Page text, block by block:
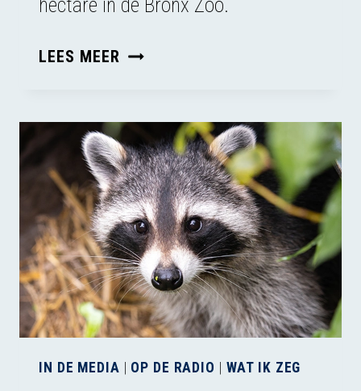
hectare in de Bronx Zoo.
LEES MEER HAPPY
DING
IN DE MEDIA OP DE RADIO WAT IK ZEG